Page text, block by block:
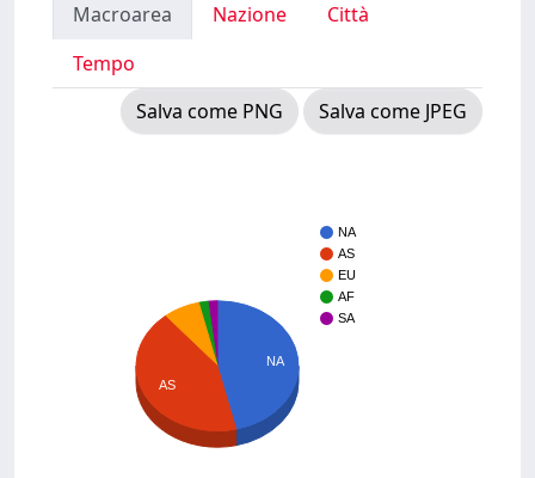
Macroarea Nazione
Città
Tempo
Salva come PNG
Salva come JPEG
NA
AS
EU
AF
SA
NA
AS